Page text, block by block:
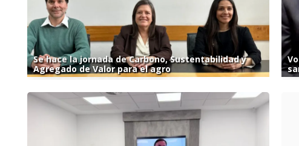
Se hace la jornada de Carbono, Sustentabilidad y
Agregado de Valor para el agro